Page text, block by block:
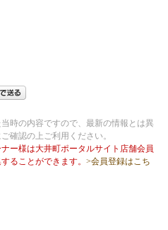
時の内容ですので、最新の情報とは異
確認の上ご利用ください。
ー様は大井町ポータルサイト店舗会員
ることができます。 >会員登録はこち